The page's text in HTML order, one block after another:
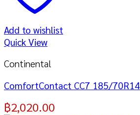
Add to wishlist
Quick View
Continental
ComfortContact CC7 185/70R14
฿2,020.00